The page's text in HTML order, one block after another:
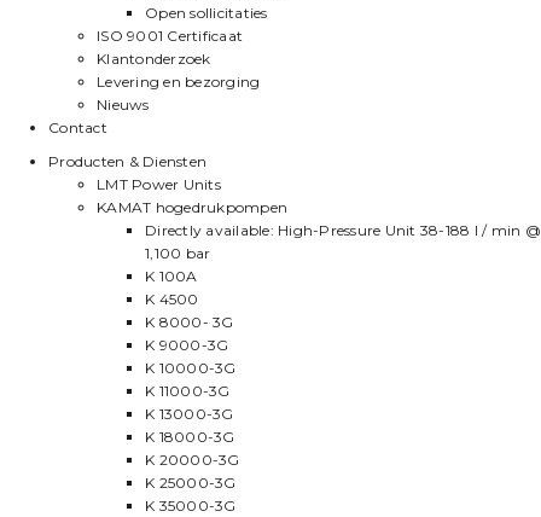
Open sollicitaties
ISO 9001 Certificaat
Klantonderzoek
Levering en bezorging
Nieuws
Contact
Producten & Diensten
LMT Power Units
KAMAT hogedrukpompen
Directly available: High-Pressure Unit 38-188 l / min @
1,100 bar
K 100A
K 4500
K 8000- 3G
K 9000-3G
K 10000-3G
K 11000-3G
K 13000-3G
K 18000-3G
K 20000-3G
K 25000-3G
K 35000-3G